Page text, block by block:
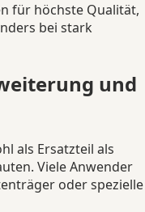
für höchste Qualität,
bei stark
und
als Ersatzteil als
Viele Anwender
oder spezielle